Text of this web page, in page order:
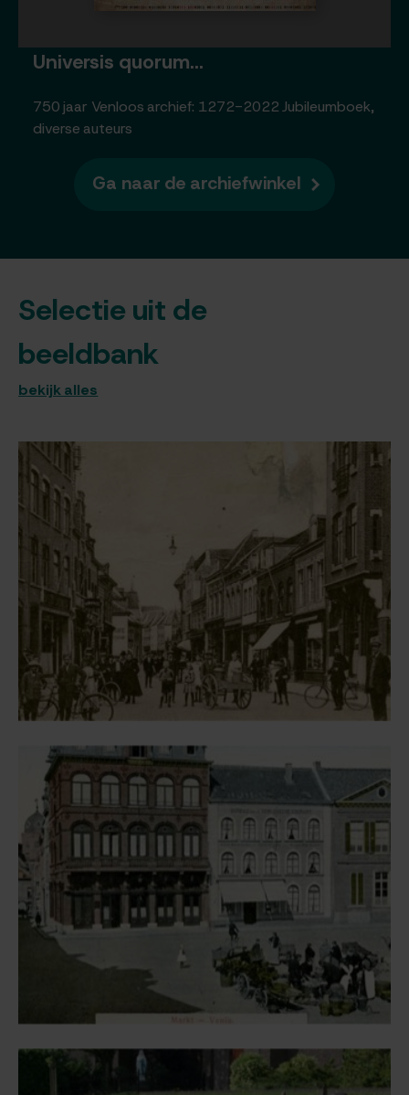
Universis quorum...
750 jaar Venloos archief: 1272-2022 Jubileumboek,
diverse auteurs
Ga naar de archiefwinkel
Selectie uit de
beeldbank
bekijk alles